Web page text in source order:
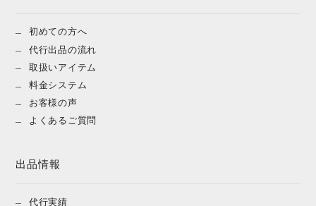
初めての方へ
代行出品の流れ
取扱いアイテム
料金システム
お客様の声
よくあるご質問
出品情報
代行実績